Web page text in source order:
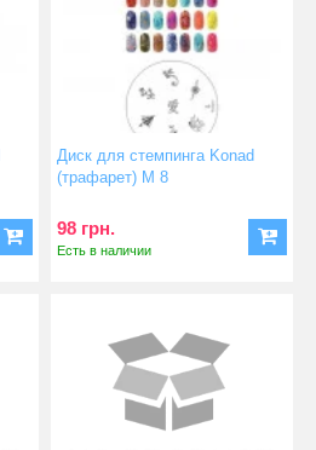
Диск для стемпинга Konad
(трафарет) М 8
98 грн.
Есть в наличии